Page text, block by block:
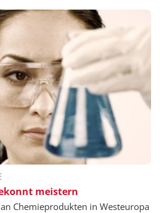
meistern
Chemieprodukten in Westeuropa